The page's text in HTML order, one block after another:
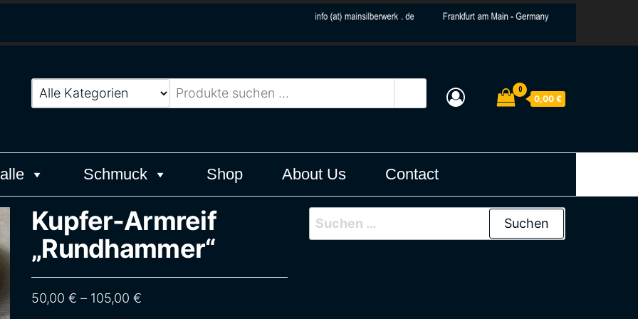
0
0,00 €
Schmuck Shop About Us Contact
Kupfer-Armreif
„Rundhammer“
50,00 € – 105,00 €
Suchen nach: